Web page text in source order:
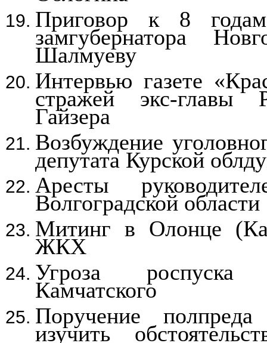
Приговор к 8
замгубернатора
Шалмуеву
Интервью газете
стражей экс-главы
Гайзера
Возбуждение
депутата Курской
Аресты
Волгоградской области
Митинг в Олонце
ЖКХ
Угроза роспуска
Камчатского
Поручение
изучить